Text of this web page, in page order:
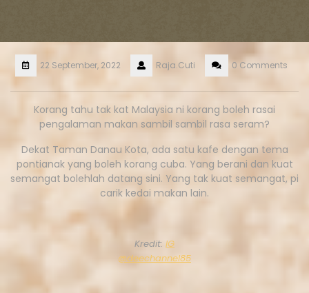
22 September, 2022 Raja.Cuti 0 Comments
Korang tahu tak kat Malaysia ni korang boleh rasai
pengalaman makan sambil sambil rasa seram?
Dekat Taman Danau Kota, ada satu kafe dengan tema
pontianak yang boleh korang cuba. Yang berani dan kuat
semangat bolehlah datang sini. Yang tak kuat semangat, pi
carik kedai makan lain.
Kredit: IG
@deechannel85